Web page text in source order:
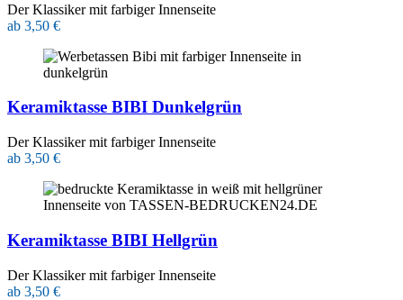
Der Klassiker mit farbiger Innenseite
ab 3,50 €
Keramiktasse BIBI Dunkelgrün
Der Klassiker mit farbiger Innenseite
ab 3,50 €
Keramiktasse BIBI Hellgrün
Der Klassiker mit farbiger Innenseite
ab 3,50 €